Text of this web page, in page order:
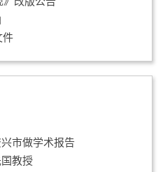
件
市做学术报告
教授